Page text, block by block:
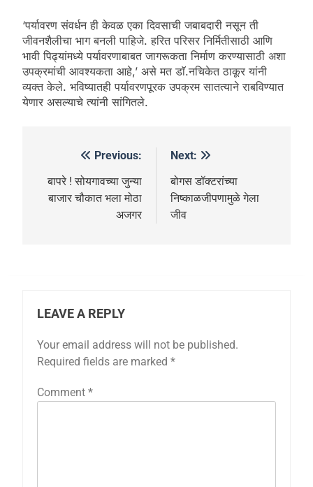
‘पर्यावरण संवर्धन ही केवळ एका दिवसाची जबाबदारी नसून ती
जीवनशैलीचा भाग बनली पाहिजे. हरित परिसर निर्मितीसाठी आणि
भावी पिढ्यांमध्ये पर्यावरणाबाबत जागरूकता निर्माण करण्यासाठी अशा
उपक्रमांची आवश्यकता आहे,’ असे मत डाॅ.नचिकेत ठाकूर यांनी
व्यक्त केले. भविष्यातही पर्यावरणपूरक उपक्रम सातत्याने राबविण्यात
येणार असल्याचे त्यांनी सांगितले.
Previous:
बापरे ! सोयगावच्या जुन्या
बाजार चौकात भला मोठा
अजगर
Next:
बोगस डॉक्टरांच्या
निष्काळजीपणामुळे गेला
जीव
LEAVE A REPLY
Your email address will not be published.
Required fields are marked *
Comment *